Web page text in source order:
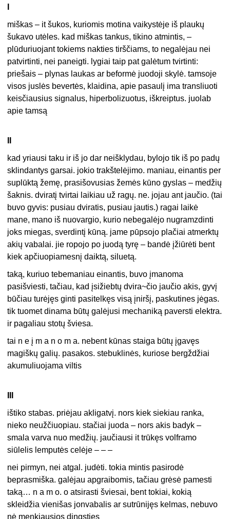
miškas – it šukos, kuriomis motina vaikystėje iš plaukų
šukavo utėles. kad miškas tankus, tikino atmintis, –
plūduriuojant tokiems nakties tirščiams, to negalėjau nei
patvirtinti, nei paneigti. lygiai taip pat galėtum tvirtinti:
priešais – plynas laukas ar beformė juodoji skylė. tamsoje
visos juslės bevertės, klaidina, apie pasaulį ima transliuoti
keisčiausius signalus, hiperbolizuotus, iškreiptus. juolab
apie tamsą
kad yriausi taku ir iš jo dar neišklydau, bylojo tik iš po padų
sklindantys garsai. jokio trakštelėjimo. maniau, einantis per
suplūktą žemę, prasišovusias žemės kūno gyslas – medžių
šaknis. dviratį tvirtai laikiau už ragų. ne. jojau ant jaučio. (tai
buvo gyvis: pusiau dviratis, pusiau jautis.) ragai laikė
mane, mano iš nuovargio, kurio nebegalėjo nugramzdinti
joks miegas, sverdintį kūną. jame pūpsojo plačiai atmerktų
akių vabalai. jie ropojo po juodą tyrę – bandė įžiūrėti bent
kiek apčiuopiamesnį daiktą, siluetą.
taką, kuriuo tebemaniau einantis, buvo įmanoma
pasišviesti, tačiau, kad įsižiebtų dvira~čio jaučio akis, gyvį
būčiau turėjęs ginti pasitelkęs visą įniršį, paskutines jėgas.
tik tuomet dinama būtų galėjusi mechaniką paversti elektra.
ir pagaliau stotų šviesa.
tai n e į m a n o m a. nebent kūnas staiga būtų įgavęs
magiškų galių. pasakos. stebuklinės, kuriose bergždžiai
akumuliuojama viltis
ištiko stabas. priėjau akligatvį. nors kiek siekiau ranka,
nieko neužčiuopiau. stačiai juoda – nors akis badyk –
smala varva nuo medžių. jaučiausi it trūkęs volframo
siūlelis lemputės celėje – – –
nei pirmyn, nei atgal. judėti. tokia mintis pasirodė
beprasmiška. galėjau apgraibomis, tačiau grėsė pamesti
taką… n a m o. o atsirasti šviesai, bent tokiai, kokią
skleidžia vienišas jonvabalis ar sutrūnijęs kelmas, nebuvo
nė menkiausios dingsties